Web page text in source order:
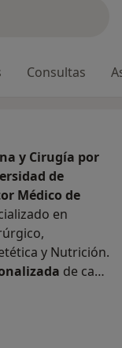
Consultas
y Cirugía por
de
Médico de
en
y Nutrición.
de cada
centros